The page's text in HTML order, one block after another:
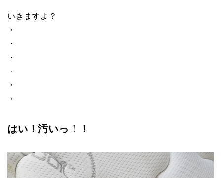
いきますよ？
・
・
・
・
・
・
はい！汚いっ！！